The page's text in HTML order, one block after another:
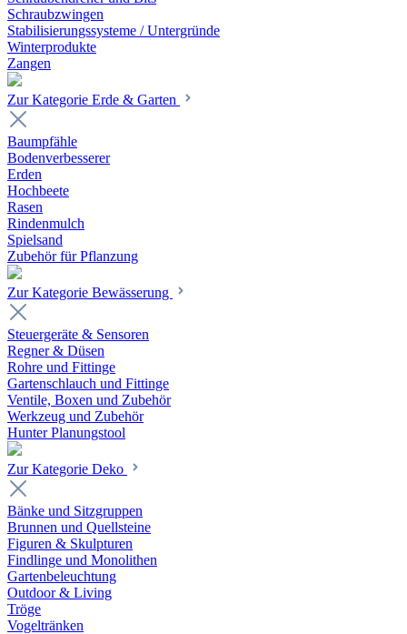
Schraubzwingen
Stabilisierungssysteme / Untergründe
Winterprodukte
Zangen
Zur Kategorie Erde & Garten
Baumpfähle
Bodenverbesserer
Erden
Hochbeete
Rasen
Rindenmulch
Spielsand
Zubehör für Pflanzung
Zur Kategorie Bewässerung
Steuergeräte & Sensoren
Regner & Düsen
Rohre und Fittinge
Gartenschlauch und Fittinge
Ventile, Boxen und Zubehör
Werkzeug und Zubehör
Hunter Planungstool
Zur Kategorie Deko
Bänke und Sitzgruppen
Brunnen und Quellsteine
Figuren & Skulpturen
Findlinge und Monolithen
Gartenbeleuchtung
Outdoor & Living
Tröge
Vogeltränken